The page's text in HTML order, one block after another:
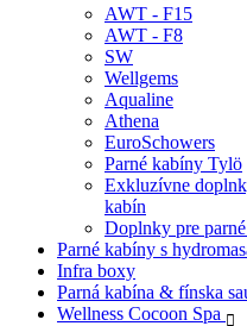
AWT - F15
AWT - F8
SW
Wellgems
Aqualine
Athena
EuroSchowers
Parné kabíny Tylö
Exkluzívne
kabín
Doplnky pre
Parné kabíny s
Infra boxy
Parná kabína & fínska
Wellness Cocoon Spa